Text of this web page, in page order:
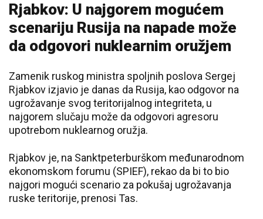
Rjabkov: U najgorem mogućem
scenariju Rusija na napade može
da odgovori nuklearnim oružjem
Zamenik ruskog ministra spoljnih poslova Sergej
Rjabkov izjavio je danas da Rusija, kao odgovor na
ugrožavanje svog teritorijalnog integriteta, u
najgorem slučaju može da odgovori agresoru
upotrebom nuklearnog oružja.
Rjabkov je, na Sanktpeterburškom međunarodnom
ekonomskom forumu (SPIEF), rekao da bi to bio
najgori mogući scenario za pokušaj ugrožavanja
ruske teritorije, prenosi Tas.